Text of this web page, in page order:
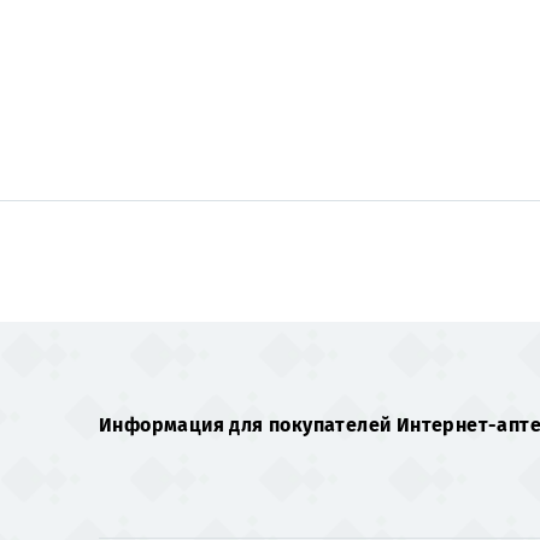
Информация для покупателей Интернет-